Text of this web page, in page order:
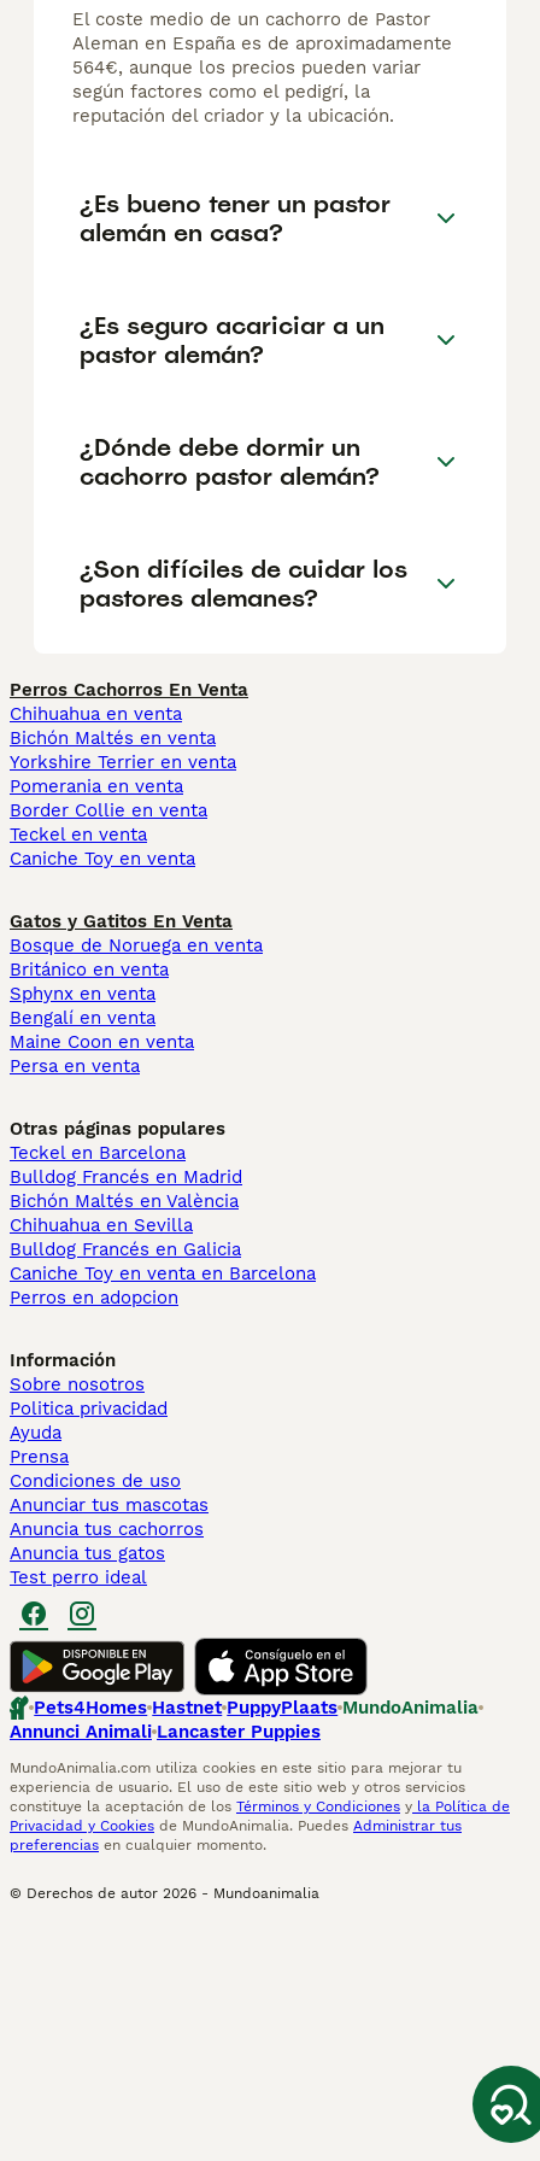
El coste medio de un cachorro de Pastor
Aleman en España es de aproximadamente
564€, aunque los precios pueden variar
según factores como el pedigrí, la
reputación del criador y la ubicación.
¿Es bueno tener un pastor
alemán en casa?
¿Es seguro acariciar a un
pastor alemán?
¿Dónde debe dormir un
cachorro pastor alemán?
¿Son difíciles de cuidar los
pastores alemanes?
Perros Cachorros En Venta
Chihuahua en venta
Bichón Maltés en venta
Yorkshire Terrier en venta
Pomerania en venta
Border Collie en venta
Teckel en venta
Caniche Toy en venta
Gatos y Gatitos En Venta
Bosque de Noruega en venta
Británico en venta
Sphynx en venta
Bengalí en venta
Maine Coon en venta
Persa en venta
Otras páginas populares
Teckel en Barcelona
Bulldog Francés en Madrid
Bichón Maltés en València
Chihuahua en Sevilla
Bulldog Francés en Galicia
Caniche Toy en venta en Barcelona
Perros en adopcion
Información
Sobre nosotros
Politica privacidad
Ayuda
Prensa
Condiciones de uso
Anunciar tus mascotas
Anuncia tus cachorros
Anuncia tus gatos
Test perro ideal
Pets4Homes Hastnet PuppyPlaats MundoAnimalia
Annunci Animali Lancaster Puppies
MundoAnimalia.com utiliza cookies en este sitio para mejorar tu
experiencia de usuario. El uso de este sitio web y otros servicios
constituye la aceptación de los Términos y Condiciones y la Política de
Privacidad y Cookies de MundoAnimalia. Puedes Administrar tus
preferencias en cualquier momento.
© Derechos de autor 2026 - Mundoanimalia